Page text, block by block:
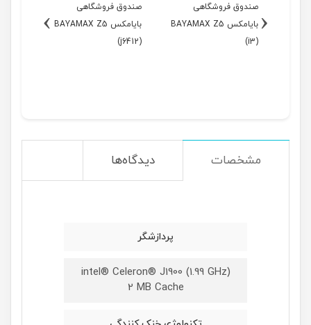
صندوق فروشگاهی
بایامکس BAYAMAX Z5
(i3)
صندوق فروشگاهی
بایامکس BAYAMAX Z5
(j6412)
‹
›
مشخصات دیدگاه‌ها
پردازشگر
intel® Celeron® J1900 (1.99 GHz)
2 MB Cache